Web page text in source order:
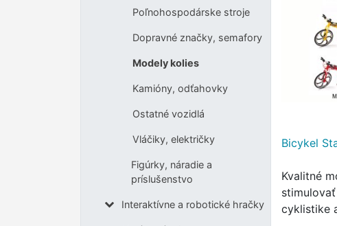
Poľnohospodárske stroje
Dopravné značky, semafory
Modely kolies
Kamióny, odťahovky
Ostatné vozidlá
Vláčiky, električky
Figúrky, náradie a
príslušenstvo
Interaktívne a robotické hračky
Bicykel
Kvalitné
cyklistike